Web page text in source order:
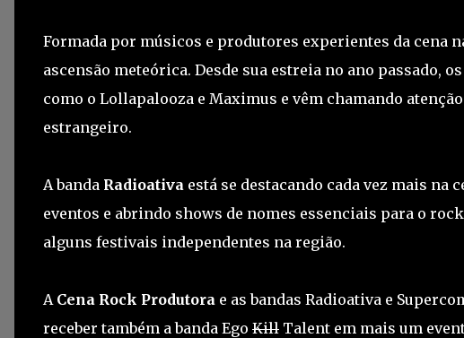
Formada por músicos e produtores experientes da cena
ascensão meteórica. Desde sua estreia no ano passado,
como o Lollapalooza e Maximus e vêm chamando
estrangeiro.
A banda Radioativa está se destacando cada vez mais na
eventos e abrindo shows de nomes essenciais para o
alguns festivais independentes na região.
A Cena Rock Produtora e as bandas Radioativa e
receber também a banda Ego Kill Talent em mais um